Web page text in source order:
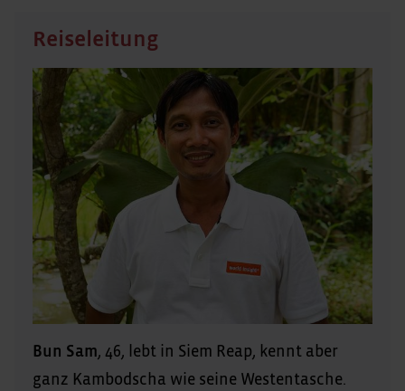
Reiseleitung
Bun Sam, 46, lebt in Siem Reap, kennt aber
ganz Kambodscha wie seine Westentasche.